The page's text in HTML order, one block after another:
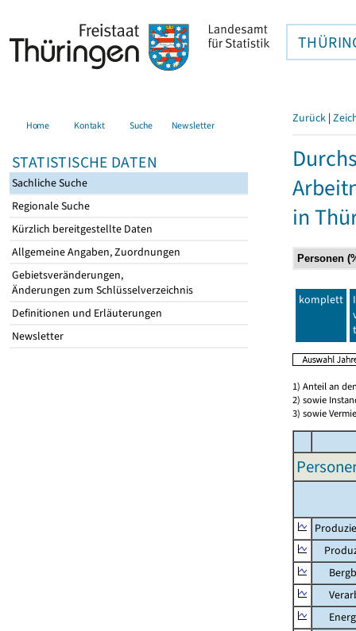
Home Kontakt Suche Newsletter
STATISTISCHE DATEN
Sachliche Suche
Regionale Suche
Kürzlich bereitgestellte Daten
Allgemeine Angaben, Zuordnungen
Gebietsveränderungen,
Änderungen zum Schlüsselverzeichnis
Definitionen und Erläuterungen
Newsletter
Zurück |
in
komplett
1) Anteil an
2) sowie
3) sowie